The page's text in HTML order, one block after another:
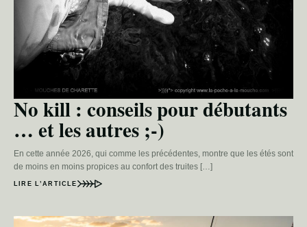
No kill : conseils pour débutants
… et les autres ;-)
En cette année 2026, qui comme les précédentes, montre que les étés sont
de moins en moins propices au confort des truites […]
LIRE L’ARTICLE